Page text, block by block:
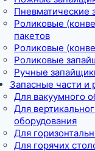
Пневматические
Роликовые
пакетов
Роликовые
Роликовые
Ручные
Запасные части и
Для вакуумного
Для
оборудования
Для
Для горячих